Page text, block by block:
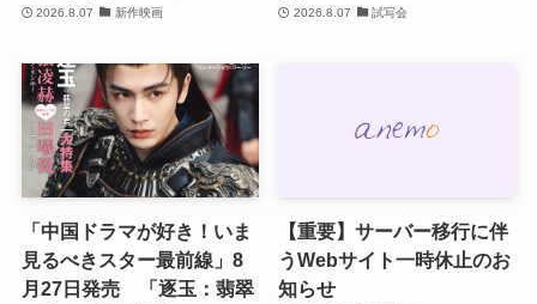
2026.8.07 新作映画 2026.8.07 試写会
「中国ドラマが好き！いま
見るべきスター最前線」8
月27日発売 「逐玉：翡翠
【重要】サーバー移行に伴
うWebサイト一時休止のお
知らせ